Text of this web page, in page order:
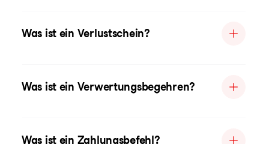
Was ist ein Verlustschein?
Was ist ein Verwertungsbegehren?
Was ist ein Zahlungsbefehl?